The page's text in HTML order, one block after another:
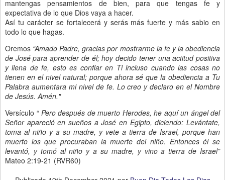
mantengas pensamientos de bien, para que tengas fe y
expectativa de lo que Dios vaya a hacer.
Así tu carácter se fortalecerá y serás más fuerte y más sabio en
todo lo que hagas.
Oremos “Amado Padre, gracias por mostrarme la fe y la obediencia
de José para aprender de él; hoy decido tener una actitud positiva
y llena de fe, esto es confiar en Ti incluso cuando las cosas no
tienen en el nivel natural; porque ahora sé que la obediencia a Tu
Palabra aumentara mi nivel de fe. Lo creo y declaro en el Nombre
de Jesús. Amén."
Versículo “ Pero después de muerto Herodes, he aquí un ángel del
Señor apareció en sueños a José en Egipto, diciendo: Levántate,
toma al niño y a su madre, y vete a tierra de Israel, porque han
muerto los que procuraban la muerte del niño. Entonces él se
levantó, y tomó al niño y a su madre, y vino a tierra de Israel”
Mateo 2:19-21 (RVR60)